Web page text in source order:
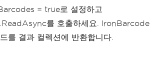
= true로 설정하고
를 호출하세요. IronBarcode
를 결과 컬렉션에 반환합니다.